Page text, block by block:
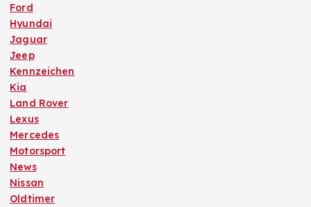
Ford
Hyundai
Jaguar
Jeep
Kennzeichen
Kia
Land Rover
Lexus
Mercedes
Motorsport
News
Nissan
Oldtimer